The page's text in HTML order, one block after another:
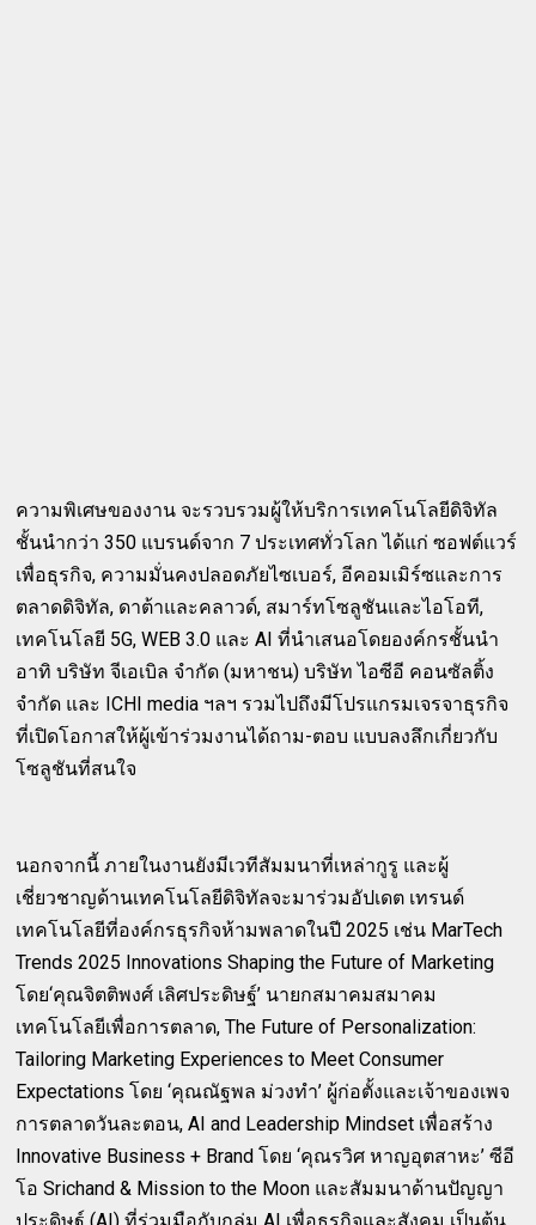
ความพิเศษของงาน จะรวบรวมผู้ให้บริการเทคโนโลยีดิจิทัล
ชั้นนำกว่า 350 แบรนด์จาก 7 ประเทศทั่วโลก ได้แก่ ซอฟต์แวร์
เพื่อธุรกิจ, ความมั่นคงปลอดภัยไซเบอร์, อีคอมเมิร์ซและการ
ตลาดดิจิทัล, ดาต้าและคลาวด์, สมาร์ทโซลูชันและไอโอที,
เทคโนโลยี 5G, WEB 3.0 และ AI ที่นำเสนอโดยองค์กรชั้นนำ
อาทิ บริษัท จีเอเบิล จำกัด (มหาชน) บริษัท ไอซีอี คอนซัลติ้ง
จำกัด และ ICHI media ฯลฯ รวมไปถึงมีโปรแกรมเจรจาธุรกิจ
ที่เปิดโอกาสให้ผู้เข้าร่วมงานได้ถาม-ตอบ แบบลงลึกเกี่ยวกับ
โซลูชันที่สนใจ
นอกจากนี้ ภายในงานยังมีเวทีสัมมนาที่เหล่ากูรู และผู้
เชี่ยวชาญด้านเทคโนโลยีดิจิทัลจะมาร่วมอัปเดต เทรนด์
เทคโนโลยีที่องค์กรธุรกิจห้ามพลาดในปี 2025 เช่น MarTech
Trends 2025 Innovations Shaping the Future of Marketing
โดย‘คุณจิตติพงศ์ เลิศประดิษฐ์’ นายกสมาคมสมาคม
เทคโนโลยีเพื่อการตลาด, The Future of Personalization:
Tailoring Marketing Experiences to Meet Consumer
Expectations โดย ‘คุณณัฐพล ม่วงทำ’ ผู้ก่อตั้งและเจ้าของเพจ
การตลาดวันละตอน, AI and Leadership Mindset เพื่อสร้าง
Innovative Business + Brand โดย ‘คุณรวิศ หาญอุตสาหะ’ ซีอี
โอ Srichand & Mission to the Moon และสัมมนาด้านปัญญา